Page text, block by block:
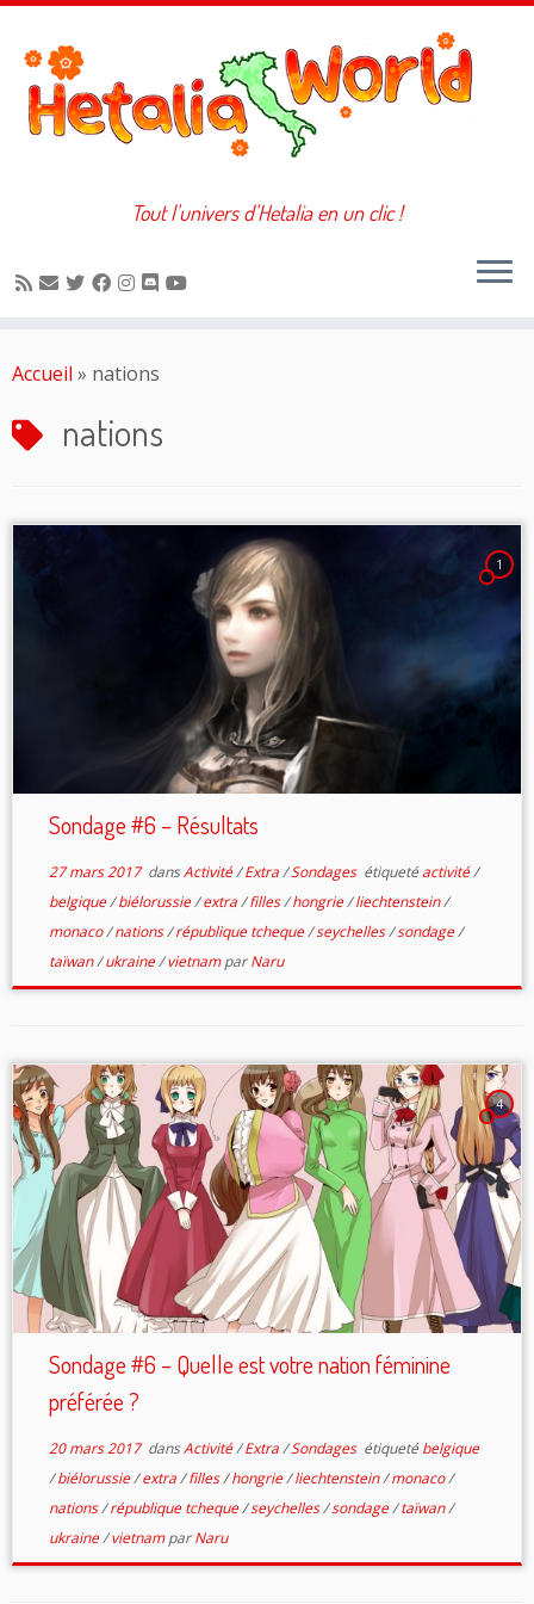
au
Tout l'univers d'Hetalia en un clic !
Accueil » nations
nations
1
Sondage #6 – Résultats
27 mars 2017dansActivité/Extra/Sondages étiqueté activité/
belgique/biélorussie/extra/filles/hongrie/liechtenstein/
monaco/nations/république tcheque/seychelles/sondage/
taïwan/ukraine/vietnamparNaru
4
Sondage #6 – Quelle est votre nation féminine
préférée ?
20 mars 2017dansActivité/Extra/Sondages étiqueté belgique
/biélorussie/extra/filles/hongrie/liechtenstein/monaco/
nations/république tcheque/seychelles/sondage/taïwan/
ukraine/vietnamparNaru